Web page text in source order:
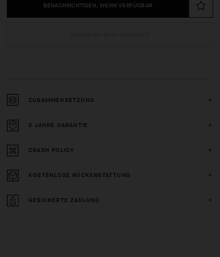
BENACHRICHTIGEN, WENN VERFÜGBAR
ZUSAMMENSETZUNG
2 JAHRE GARANTIE
CRASH POLICY
KOSTENLOSE RÜCKERSTATTUNG
GESICHERTE ZAHLUNG